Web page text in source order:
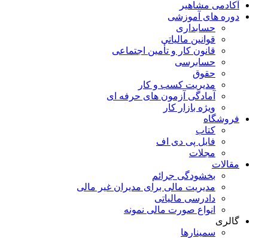
آکادمی مشاهیر
دوره های آموزشی
حسابداری
قوانین مالیاتی
قانون کار و تأمین اجتماعی
حسابرسی
حقوق
مدیریت کسب و کار
آمادگی آزمون های حرفه ای
ویژه بازار کار
فروشگاه
کتاب
فایل پی دی اف
مجلات
مقالات
بخشودگی جرائم
مدیریت مالی برای مدیران غیر مالی
دادرسی مالیاتی
انواع صورت مالی نمونه
گالری
سمینارها